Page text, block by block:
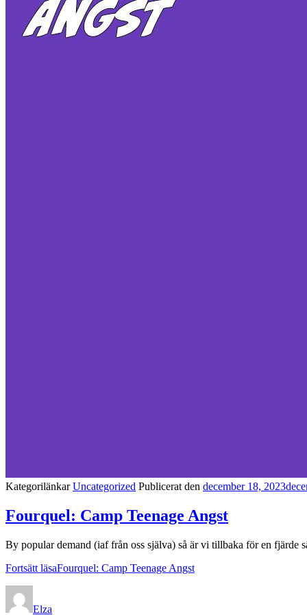
KategorilänkarUncategorized Publicerat den december 18, 2023
Fourquel: Camp Teenage Angst
By popular demand (iaf från oss själva) så är vi tillbaka för en fjärde
Fortsätt läsaFourquel: Camp Teenage Angst
Elza